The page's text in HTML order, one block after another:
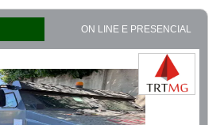
ON LINE E PRESENCIAL